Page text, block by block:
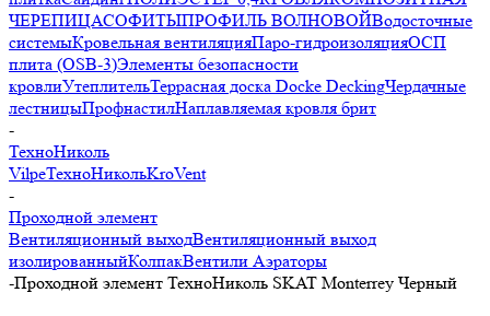
ЧЕРЕПИЦАСОФИТЫПРОФИЛЬ ВОЛНОВОЙВодосточные
системыКровельная вентиляцияПаро-гидроизоляцияОСП
плита (OSB-3)Элементы безопасности
кровлиУтеплительТеррасная доска Docke DeckingЧердачные
лестницыПрофнастилНаплавляемая кровля брит
-
ТехноНиколь
VilpeТехноНикольKroVent
-
Проходной элемент
Вентиляционный выходВентиляционный выход
изолированныйКолпакВентили Аэраторы
-Проходной элемент ТехноНиколь SKAT Monterrey Черный